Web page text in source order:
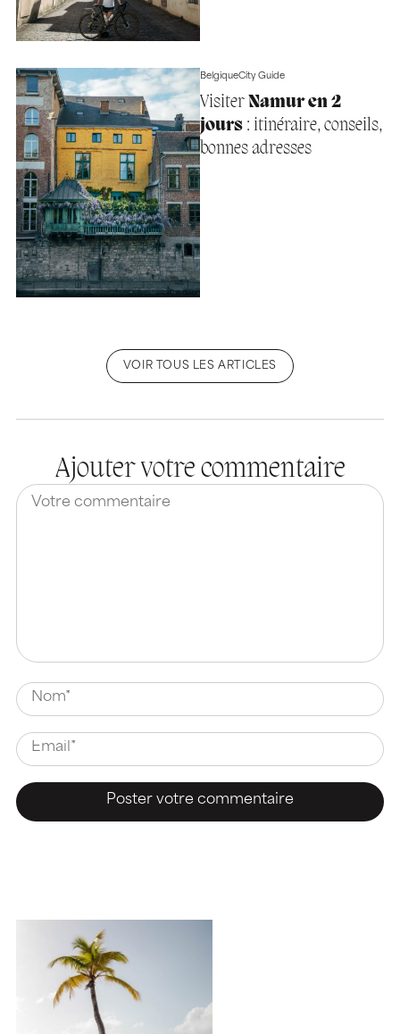
BelgiqueCity Guide
Visiter Namur en 2
jours: itinéraire, conseils,
bonnes adresses
VOIR TOUS LES ARTICLES
Ajouter votre commentaire